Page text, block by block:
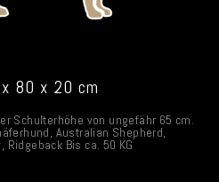
80 x 20 cm
Schulterhöhe von ungefähr 65 cm.
Australian Shepherd,
Ridgeback Bis ca. 50 KG